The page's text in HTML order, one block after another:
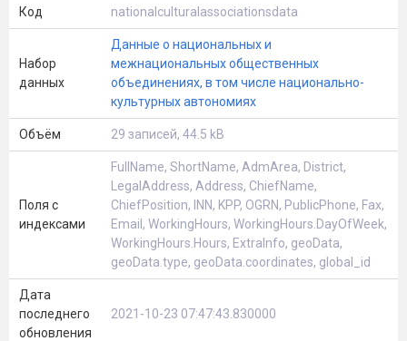
Код nationalculturalassociationsdata
Набор
данных
Данные о национальных и
межнациональных общественных
объединениях, в том числе национально-
культурных автономиях
Объём 29 записей, 44.5 kB
Поля с
индексами
FullName, ShortName, AdmArea, District,
LegalAddress, Address, ChiefName,
ChiefPosition, INN, KPP, OGRN, PublicPhone, Fax,
Email, WorkingHours, WorkingHours.DayOfWeek,
WorkingHours.Hours, ExtraInfo, geoData,
geoData.type, geoData.coordinates, global_id
Дата
последнего
обновления
2021-10-23 07:47:43.830000